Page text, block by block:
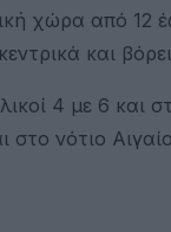
χώρα από 12
και
4 με 6 και
στο νότιο